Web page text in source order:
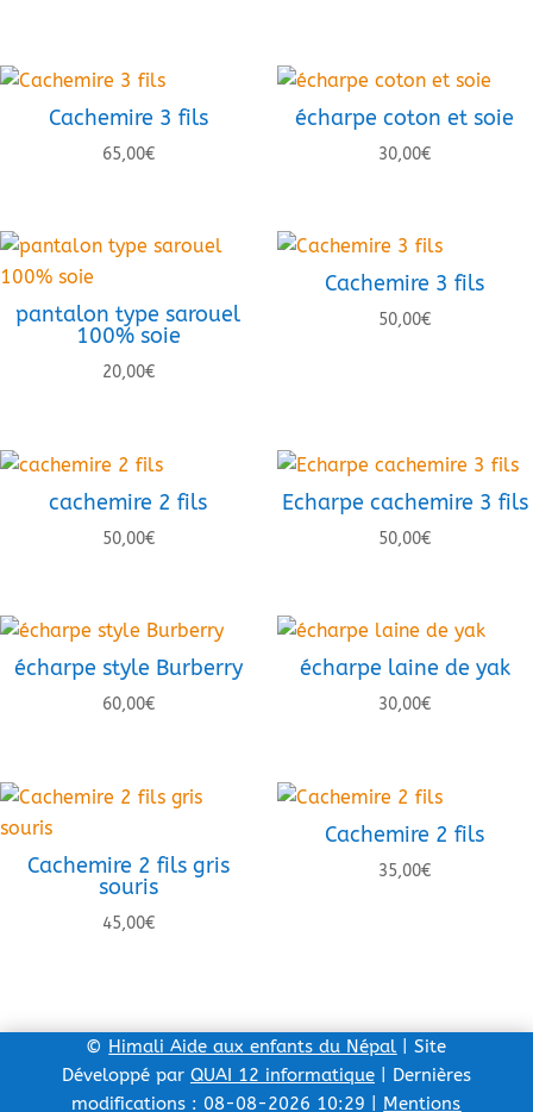
Cachemire 3 fils
65,00€
écharpe coton et soie
30,00€
pantalon type sarouel
100% soie
20,00€
Cachemire 3 fils
50,00€
cachemire 2 fils
50,00€
Echarpe cachemire 3 fils
50,00€
écharpe style Burberry
60,00€
écharpe laine de yak
30,00€
Cachemire 2 fils gris
souris
45,00€
Cachemire 2 fils
35,00€
© Himali Aide aux enfants du Népal
| Site
Développé par QUAI 12 informatique
| Dernières
modifications : 08-08-2026 10:29 |
Mentions